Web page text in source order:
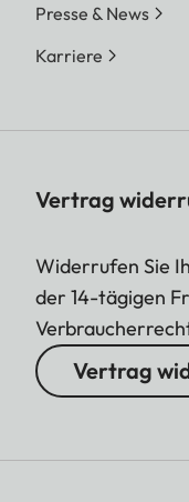
Presse & News
Karriere
Vertrag
Widerrufen Sie
der 14-tägigen
Vertrag